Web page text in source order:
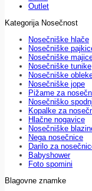
Outlet
Kategorija Nosečnost
Nosečniške hlače
Nosečniške
Nosečniške
Nosečniške tunike
Nosečniške
Nosečniške jope
Pižame za
Nosečniško
Kopalke za
Hlačne nogavice
Nosečniške
Nega nosečnice
Darilo za
Babyshower
Foto spomini
Blagovne znamke